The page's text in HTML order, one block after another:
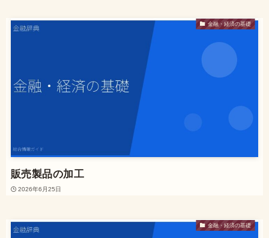
金融・経済の基礎
販売製品の加工
2026年6月25日
金融・経済の基礎